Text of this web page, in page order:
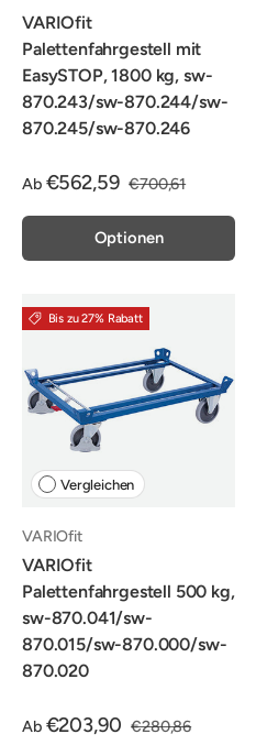
VARIOfit
Palettenfahrgestell mit
EasySTOP, 1800 kg, sw-
870.243/sw-870.244/sw-
870.245/sw-870.246
Ab €562,59 €700,61
Optionen
Bis zu 27% Rabatt
Vergleichen
VARIOfit
VARIOfit
Palettenfahrgestell 500 kg,
sw-870.041/sw-
870.015/sw-870.000/sw-
870.020
Ab €203,90 €280,86